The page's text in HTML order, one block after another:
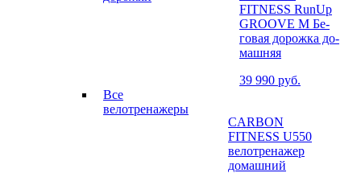
FITNESS RunUp
GROOVE M Бе­
го­вая до­рож­ка до­
маш­няя
39 990 руб.
Все
велотренажеры
CARBON
FITNESS U550
велотренажер
домашний